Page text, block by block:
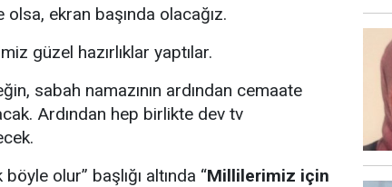
olsa, ekran başında olacağız.
güzel hazırlıklar yaptılar.
sabah namazının ardından cemaate
Ardından hep birlikte dev tv
olur” başlığı altında “Millilerimiz için